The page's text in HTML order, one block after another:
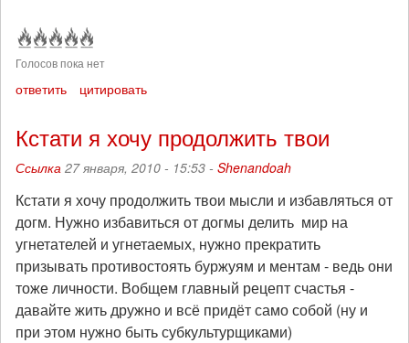
Голосов пока нет
ответить цитировать
Кстати я хочу продолжить твои
Ссылка 27 января, 2010 - 15:53 - Shenandoah
Кстати я хочу продолжить твои мысли и избавляться от
догм. Нужно избавиться от догмы делить мир на
угнетателей и угнетаемых, нужно прекратить
призывать противостоять буржуям и ментам - ведь они
тоже личности. Вобщем главный рецепт счастья -
давайте жить дружно и всё придёт само собой (ну и
при этом нужно быть субкультурщиками)